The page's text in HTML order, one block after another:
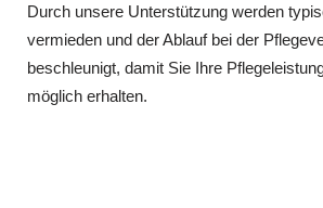
Durch unsere Unterstützung werden
vermieden und der Ablauf bei der
beschleunigt, damit Sie Ihre
möglich erhalten.